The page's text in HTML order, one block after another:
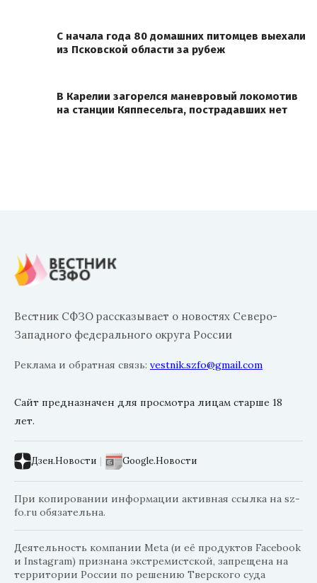
С начала года 80 домашних питомцев выехали
из Псковской области за рубеж
В Карелии загорелся маневровый локомотив
на станции Кяппесельга, пострадавших нет
Вестник СФЗО рассказывает о новостях Северо-
Западного федерального округа России
Реклама и обратная связь: vestnik.szfo@gmail.com
Сайт предназначен для просмотра лицам старше 18
лет.
Дзен.Новости | Google.Новости
При копировании информации активная ссылка на sz-
fo.ru обязательна.
Деятельность компании Meta (и её продуктов Facebook
и Instagram) признана экстремистской, запрещена на
территории России по решению Тверского суда